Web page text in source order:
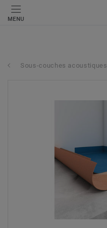
MENU
Sous-couches acoustiques